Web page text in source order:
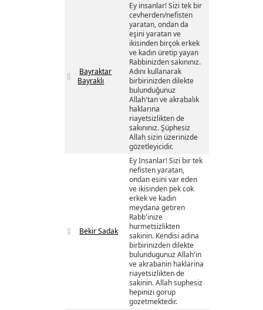
Bayraktar
Bayraklı
Ey insanlar! Sizi tek bir
cevherden/nefisten
yaratan, ondan da
eşini yaratan ve
ikisinden birçok erkek
ve kadın üretip yayan
Rabbinizden sakınınız.
Adını kullanarak
birbirinizden dilekte
bulunduğunuz
Allah'tan ve akrabalık
haklarına
riayetsizlikten de
sakınınız. Şüphesiz
Allah sizin üzerinizde
gözetleyicidir.
Bekir Sadak
Ey Insanlar! Sizi bir tek
nefisten yaratan,
ondan esini var eden
ve ikisinden pek cok
erkek ve kadin
meydana getiren
Rabb'inize
hurmetsizlikten
sakinin. Kendisi adina
birbirinizden dilekte
bulundugunuz Allah'in
ve akrabanin haklarina
riayetsizlikten de
sakinin. Allah suphesiz
hepinizi gorup
gozetmektedir.